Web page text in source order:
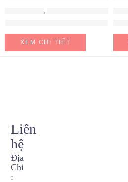
XEM CHI TIẾT
Liên
hệ
Địa
Chỉ
: